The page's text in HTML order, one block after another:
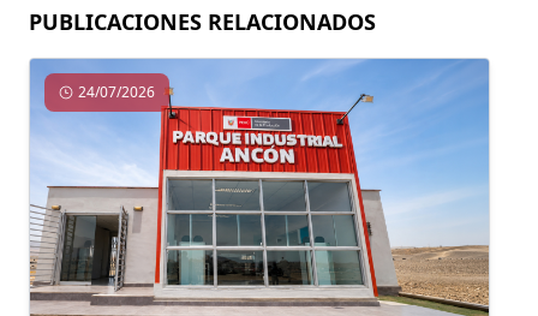
PUBLICACIONES RELACIONADOS
24/07/2026